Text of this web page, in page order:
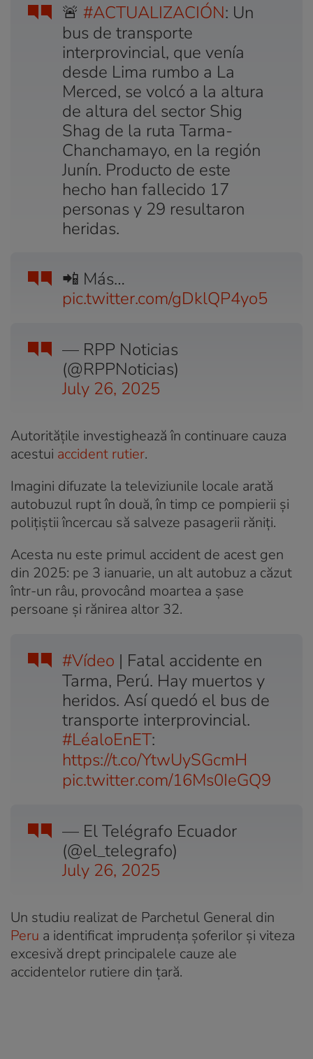
🚨 #ACTUALIZACIÓN: Un
bus de transporte
interprovincial, que venía
desde Lima rumbo a La
Merced, se volcó a la altura
de altura del sector Shig
Shag de la ruta Tarma-
Chanchamayo, en la región
Junín. Producto de este
hecho han fallecido 17
personas y 29 resultaron
heridas.
📲 Más…
pic.twitter.com/gDklQP4yo5
— RPP Noticias
(@RPPNoticias)
July 26, 2025
Autoritățile investighează în continuare cauza
acestui accident rutier.
Imagini difuzate la televiziunile locale arată
autobuzul rupt în două, în timp ce pompierii și
polițiștii încercau să salveze pasagerii răniți.
Acesta nu este primul accident de acest gen
din 2025: pe 3 ianuarie, un alt autobuz a căzut
într-un râu, provocând moartea a șase
persoane și rănirea altor 32.
#Vídeo | Fatal accidente en
Tarma, Perú. Hay muertos y
heridos. Así quedó el bus de
transporte interprovincial.
#LéaloEnET:
https://t.co/YtwUySGcmH
pic.twitter.com/16Ms0IeGQ9
— El Telégrafo Ecuador
(@el_telegrafo)
July 26, 2025
Un studiu realizat de Parchetul General din
Peru a identificat imprudența șoferilor și viteza
excesivă drept principalele cauze ale
accidentelor rutiere din țară.